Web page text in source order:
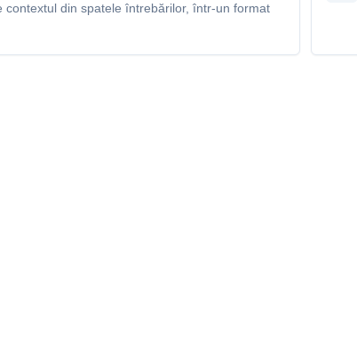
din spatele întrebărilor, într-un format